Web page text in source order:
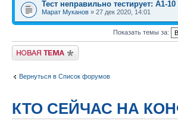
Тест неправильно тестирует: А1-10
Марат Муканов » 27 дек 2020, 14:01
Показать темы за:
Новая тема
Вернуться в Список форумов
КТО СЕЙЧАС НА